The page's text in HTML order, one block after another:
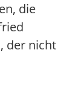
die
der nicht